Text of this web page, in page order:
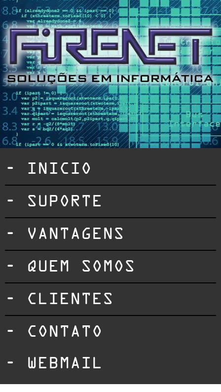
- INICIO
- SUPORTE
- VANTAGENS
- QUEM SOMOS
- CLIENTES
- CONTATO
- WEBMAIL